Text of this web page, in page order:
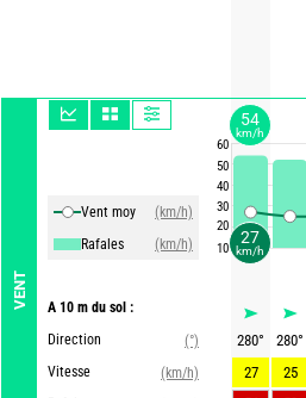
VENT
Vent moy
(km/h)
Rafales
(km/h)
A 10 m du sol :
Direction
(°)
Vitesse
(km/h)
60
50
40
30
20
10
280° 280°
27
25
27
km/h
54
km/h